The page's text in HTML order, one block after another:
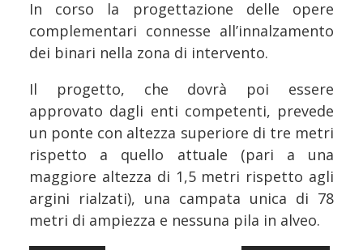
In corso la progettazione delle opere
complementari connesse all’innalzamento
dei binari nella zona di intervento.
Il progetto, che dovrà poi essere
approvato dagli enti competenti, prevede
un ponte con altezza superiore di tre metri
rispetto a quello attuale (pari a una
maggiore altezza di 1,5 metri rispetto agli
argini rialzati), una campata unica di 78
metri di ampiezza e nessuna pila in alveo.